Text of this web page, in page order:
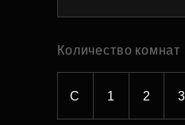
Количество комнат
С 1 2 3